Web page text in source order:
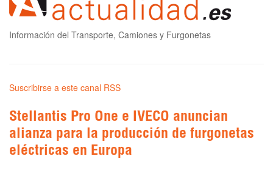
Información del Transporte, Camiones y Furgonetas
Suscribirse a este canal RSS
Stellantis Pro One e IVECO anuncian
alianza para la producción de furgonetas
eléctricas en Europa